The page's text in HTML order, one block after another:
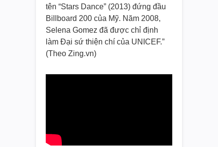
tên “Stars Dance” (2013) đứng đầu
Billboard 200 của Mỹ. Năm 2008,
Selena Gomez đã được chỉ định
làm Đại sứ thiện chí của UNICEF.”
(Theo Zing.vn)